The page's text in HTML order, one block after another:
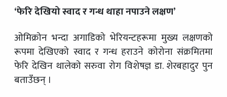
‘फेरि देखियो स्वाद र गन्ध थाहा नपाउने लक्षण’
ओमिक्रोन भन्दा अगाडिको भेरियन्टहरूमा मुख्य लक्षणको
रूपमा देखिएको स्वाद र गन्ध हराउने कोरोना संक्रमितमा
फेरि देखिन थालेको सरुवा रोग विशेषज्ञ डा. शेरबहादुर पुन
बताउँछन् ।